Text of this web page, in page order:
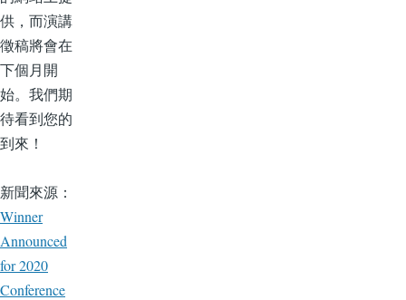
供，而演講
徵稿將會在
下個月開
始。我們期
待看到您的
到來！
新聞來源：
Winner
Announced
for 2020
Conference